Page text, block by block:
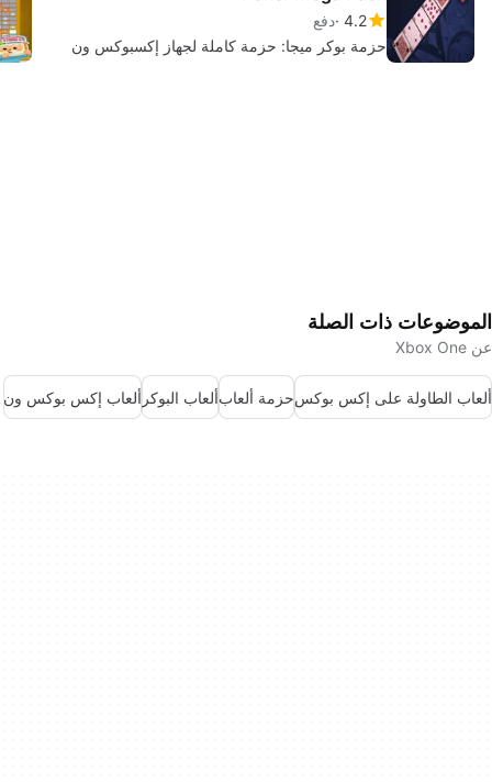
4.2 دفع
حزمة بوكر ميجا: حزمة كاملة لجهاز إكسبوكس ون
الموضوعات ذات الصلة
عن Xbox One
ألعاب الطاولة على إكس بوكسحزمة ألعابألعاب البوكر ألعاب إكس بوكس ون